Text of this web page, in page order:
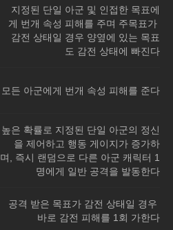
지정된 단일 아군 및 인접한 목표에
게 번개 속성 피해를 주며 주목표가
감전 상태일 경우 양옆에 있는 목표
도 감전 상태에 빠진다
모든 아군에게 번개 속성 피해를 준다
높은 확률로 지정된 단일 아군의 정신
을 제어하고 행동 게이지가 증가하
며, 즉시 랜덤으로 다른 아군 캐릭터 1
명에게 일반 공격을 발동한다
공격 받은 목표가 감전 상태일 경우
바로 감전 피해를 1회 가한다